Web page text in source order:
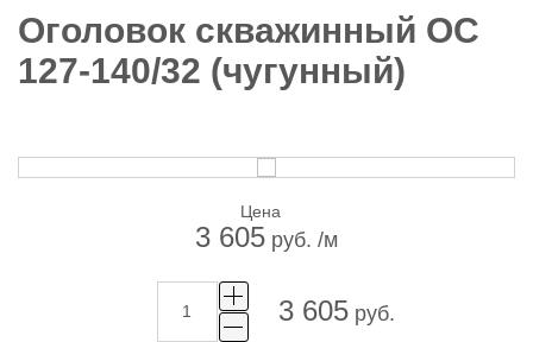
Оголовок скважинный ОС
127-140/32 (чугунный)
Цена
3 605 руб. /м
3 605руб.